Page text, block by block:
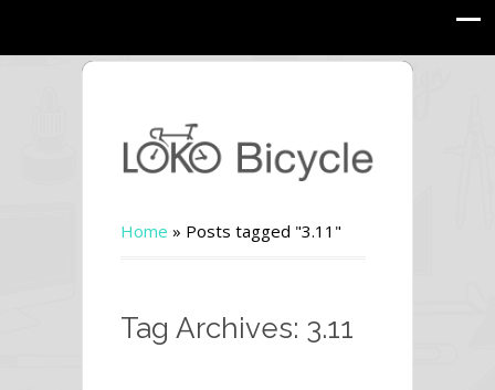
Home » Posts tagged "3.11"
Tag Archives: 3.11